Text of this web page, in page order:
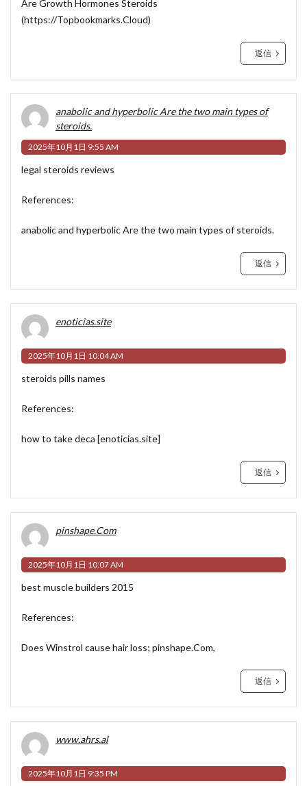
Are Growth Hormones Steroids
(https://Topbookmarks.Cloud)
返信
anabolic and hyperbolic Are the two main types of
steroids.
2025年10月1日 9:55 AM
legal steroids reviews
References:
anabolic and hyperbolic Are the two main types of steroids.
返信
enoticias.site
2025年10月1日 10:04 AM
steroids pills names
References:
how to take deca [enoticias.site]
返信
pinshape.Com
2025年10月1日 10:07 AM
best muscle builders 2015
References:
Does Winstrol cause hair loss; pinshape.Com,
返信
www.ahrs.al
2025年10月1日 9:35 PM